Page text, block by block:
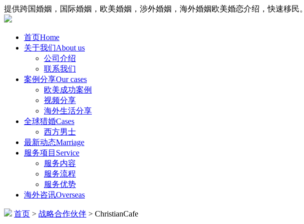
提供跨国婚姻，国际婚姻，欧美婚姻，涉外婚姻，海外婚姻欧美婚恋介绍，快速移民。
首页Home
关于我们About us
公司介绍
联系我们
案例分享Our cases
欧美成功案例
视频分享
海外生活分享
全球猎婚Cases
西方男士
最新动态Marriage
服务项目 Service
服务内容
服务流程
服务优势
海外咨讯Overseas
首页 > 战略合作伙伴 > ChristianCafe